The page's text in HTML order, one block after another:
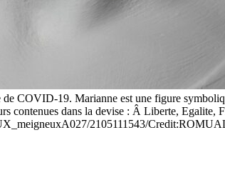
COVID-19. Marianne est une figure
contenues dans la devise : Â Liberte, Egalite,
2105111543/